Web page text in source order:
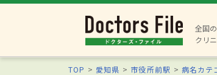
全国
クリ
TOP 愛知県 市役所前駅 病名カテ